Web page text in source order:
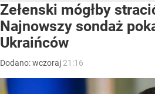
Zełenski mógłby
Najnowszy sondaż
Ukraińców
Dodano:wczoraj 21:16